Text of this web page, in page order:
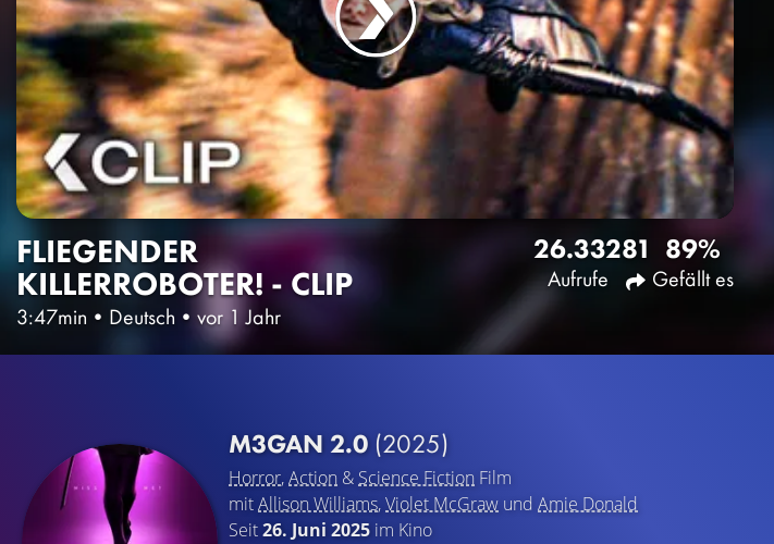
FLIEGENDER
KILLERROBOTER! - CLIP
3:47min • Deutsch • vor 1 Jahr
26.332
Aufrufe
81 89%
Gefällt es
M3GAN 2.0(2025)
Horror,Action & Science Fiction Film
mitAllison Williams,Violet McGraw und Amie Donald
Seit26. Juni 2025 im Kino